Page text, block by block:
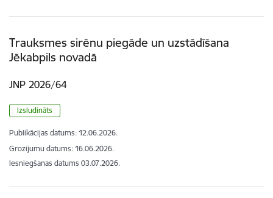
Trauksmes sirēnu piegāde un uzstādīšana
Jēkabpils novadā
JNP 2026/64
Izsludināts
Publikācijas datums: 12.06.2026.
Grozījumu datums: 16.06.2026.
Iesniegšanas datums 03.07.2026.